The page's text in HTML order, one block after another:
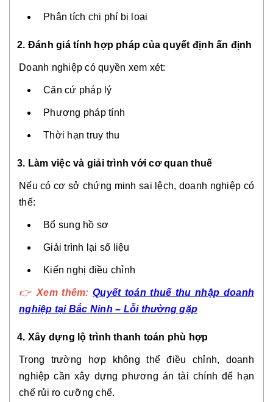
Phân tích chi phí bị loại
2. Đánh giá tính hợp pháp của quyết định ấn định
Doanh nghiệp có quyền xem xét:
Căn cứ pháp lý
Phương pháp tính
Thời hạn truy thu
3. Làm việc và giải trình với cơ quan thuế
Nếu có cơ sở chứng minh sai lệch, doanh nghiệp có
thể:
Bổ sung hồ sơ
Giải trình lại số liệu
Kiến nghị điều chỉnh
👉Xem thêm:Quyết toán thuế thu nhập doanh
nghiệp tại Bắc Ninh – Lỗi thường gặp
4. Xây dựng lộ trình thanh toán phù hợp
Trong trường hợp không thể điều chỉnh, doanh
nghiệp cần xây dựng phương án tài chính để hạn
chế rủi ro cưỡng chế.